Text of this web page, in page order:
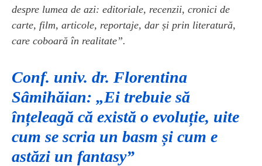
despre lumea de azi: editoriale, recenzii, cronici de
carte, film, articole, reportaje, dar și prin literatură,
care coboară în realitate”.
Conf. univ. dr. Florentina
Sâmihăian: „Ei trebuie să
înțeleagă că există o evoluție, uite
cum se scria un basm și cum e
astăzi un fantasy”